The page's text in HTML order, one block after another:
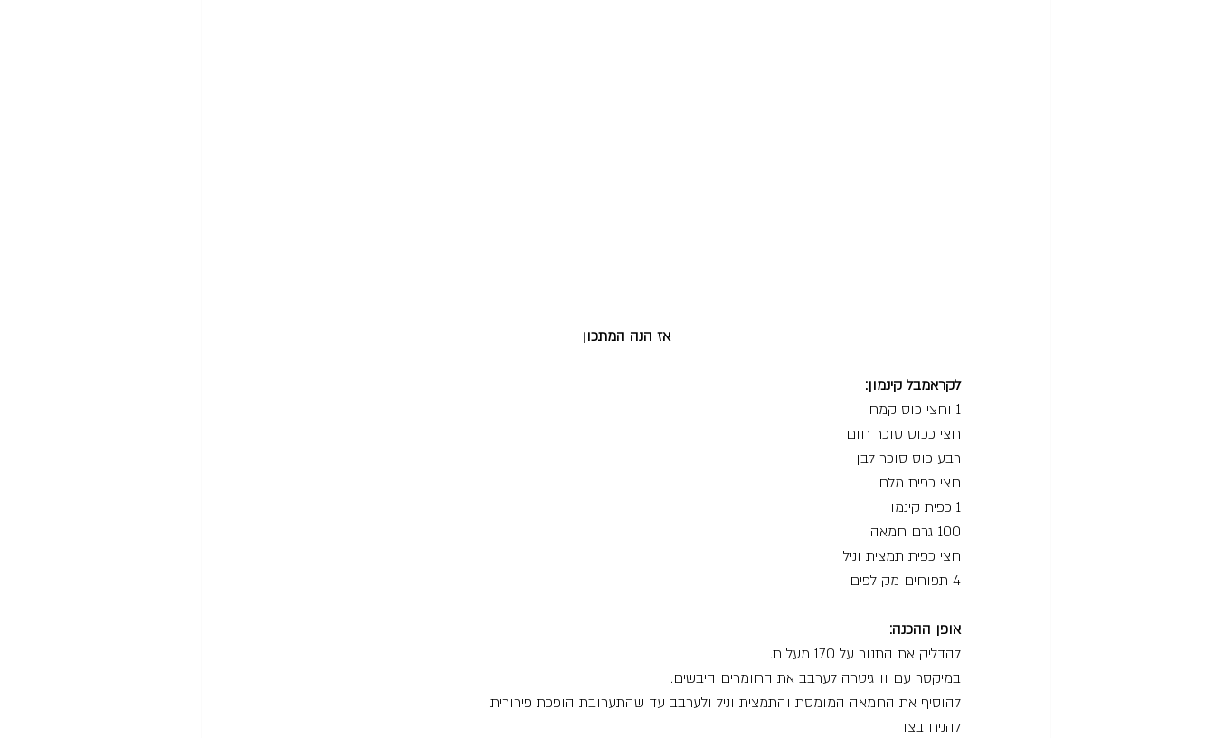
אז הנה המתכון
לקראמבל קינמון:
1 וחצי כוס קמח
חצי ככוס סוכר חום
רבע כוס סוכר לבן
חצי כפית מלח
1 כפית קינמון
100 גרם חמאה
חצי כפית תמצית וניל
4 תפוחים מקולפים
אופן ההכנה:
להדליק את התנור על 170 מעלות.
במיקסר עם וו גיטרה לערבב את החומרים היבשים.
להוסיף את החמאה המומסת והתמצית וניל ולערבב עד שהתערובת הופכת פירורית.
להניח בצד.